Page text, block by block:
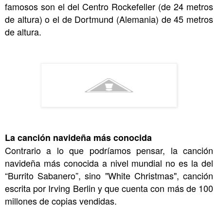
famosos son el del Centro Rockefeller (de 24 metros
de altura) o el de Dortmund (Alemania) de 45 metros
de altura.
La canción navideña más conocida
Contrario a lo que podríamos pensar, la canción
navideña más conocida a nivel mundial no es la del
“Burrito Sabanero”, sino "White Christmas", canción
escrita por Irving Berlin y que cuenta con más de 100
millones de copias vendidas.